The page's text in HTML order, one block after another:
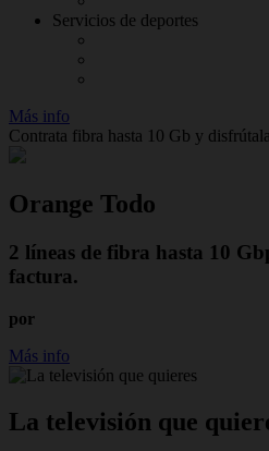
Servicios de deportes
Más info
Contrata fibra hasta 10 Gb y
Orange Todo
2 líneas de fibra hasta 10
factura.
por
Más info
La televisión que